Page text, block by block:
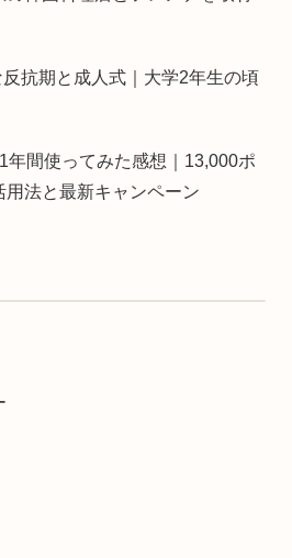
抗期と成人式｜大学2年生の頃
年間使ってみた感想｜13,000ポ
法と最新キャンペーン